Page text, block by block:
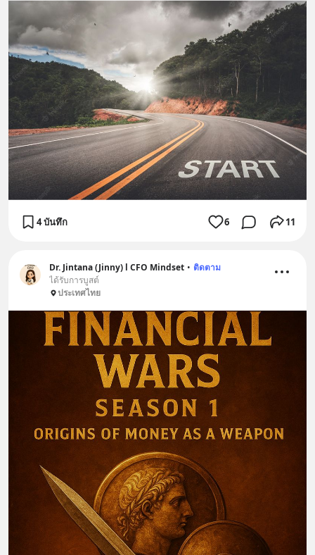
4 บันทึก 6 11
Dr. Jintana (Jinny) l CFO Mindset • ติดตาม
ได้รับการบูสต์
ประเทศไทย